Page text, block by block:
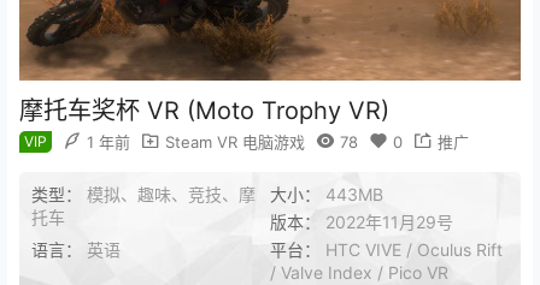
摩托车奖杯 VR (Moto Trophy VR)
VIP 1 年前 Steam VR 电脑游戏 78 0 推广
类型： 模拟、趣味、竞技、摩
托车
大小： 443MB
版本： 2022年11月29号
语言： 英语 平台： HTC VIVE / Oculus Rift
/ Valve Index / Pico VR